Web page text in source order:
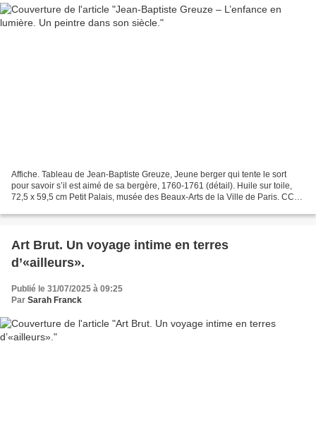
Affiche. Tableau de Jean-Baptiste Greuze, Jeune berger qui tente le sort
pour savoir s’il est aimé de sa bergère, 1760-1761 (détail). Huile sur toile,
72,5 x 59,5 cm Petit Palais, musée des Beaux-Arts de la Ville de Paris. CC0
Art Brut. Un voyage intime en terres
d’«ailleurs».
Publié le 31/07/2025 à 09:25
Par Sarah Franck